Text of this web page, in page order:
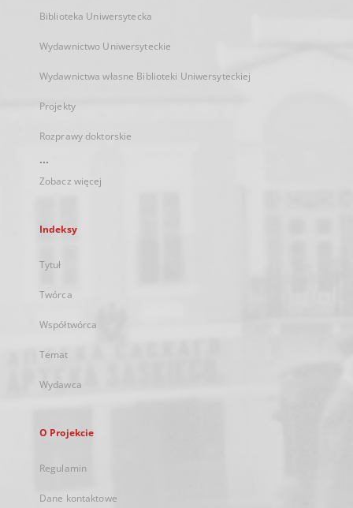
Biblioteka Uniwersytecka
Wydawnictwo Uniwersyteckie
Wydawnictwa własne Biblioteki Uniwersyteckiej
Projekty
Rozprawy doktorskie
...
Zobacz więcej
Indeksy
Tytuł
Twórca
Współtwórca
Temat
Wydawca
O Projekcie
Regulamin
Dane kontaktowe